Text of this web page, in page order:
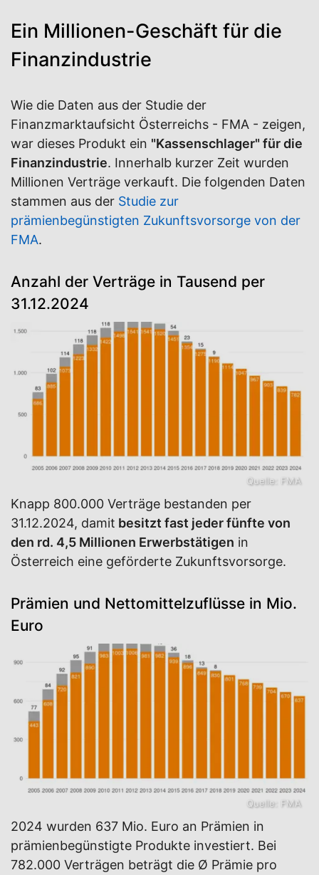
Ein Millionen-Geschäft für die
Finanzindustrie
Wie die Daten aus der Studie der
Finanzmarktaufsicht Österreichs - FMA - zeigen,
war dieses Produkt ein "Kassenschlager" für die
Finanzindustrie. Innerhalb kurzer Zeit wurden
Millionen Verträge verkauft. Die folgenden Daten
stammen aus der Studie zur
prämienbegünstigten Zukunftsvorsorge von der
FMA.
Anzahl der Verträge in Tausend per
31.12.2024
Quelle: FMA
Knapp 800.000 Verträge bestanden per
31.12.2024, damit besitzt fast jeder fünfte von
den rd. 4,5 Millionen Erwerbstätigen in
Österreich eine geförderte Zukunftsvorsorge.
Prämien und Nettomittelzuflüsse in Mio.
Euro
Quelle: FMA
2024 wurden 637 Mio. Euro an Prämien in
prämienbegünstigte Produkte investiert. Bei
782.000 Verträgen beträgt die Ø Prämie pro